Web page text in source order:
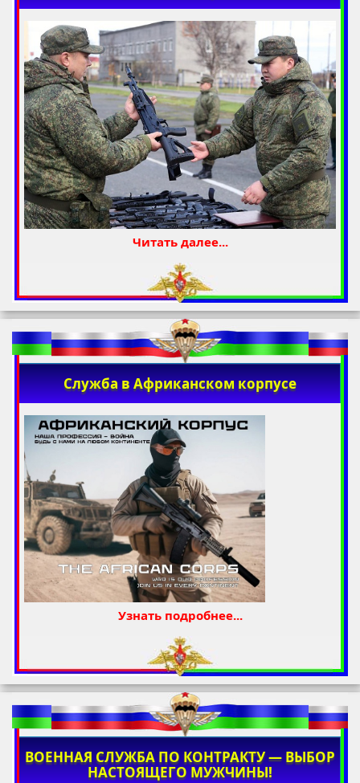
Читать далее...
Служба в Африканском корпусе
Узнать подробнее...
ВОЕННАЯ СЛУЖБА ПО КОНТРАКТУ — ВЫБОР
НАСТОЯЩЕГО МУЖЧИНЫ!